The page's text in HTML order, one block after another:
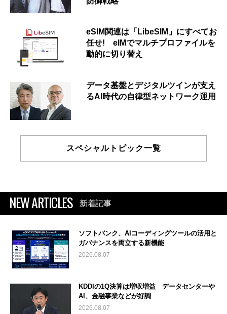
eSIM関連は「LibeSIM」にすべてお
任せ! eIMでマルチプロファイルを
動的に切り替え
データ基盤とデジタルツインが支え
るAI時代の自律型ネットワーク運用
スペシャルトピック一覧
NEW ARTICLES 新着記事
ソフトバンク、AIコーディングツールの活用と
ガバナンスを両立する新機能
2026.08.07
KDDIの1Q決算は増収増益 データセンターや
AI、金融事業などが好調
2026.08.07